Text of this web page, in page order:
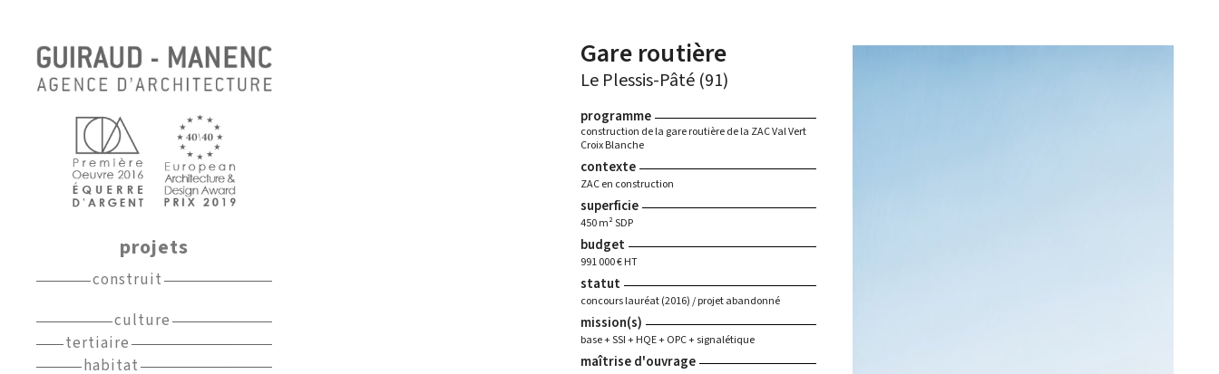
projets
construit
culture
tertiaire
habitat
Gare routière
Le Plessis-Pâté (91)
programme
construction de la gare routière de la ZAC Val Vert
Croix Blanche
contexte
ZAC en construction
superficie
450 m² SDP
budget
991 000 € HT
statut
concours lauréat (2016) / projet abandonné
mission(s)
base + SSI + HQE + OPC + signalétique
maîtrise d'ouvrage